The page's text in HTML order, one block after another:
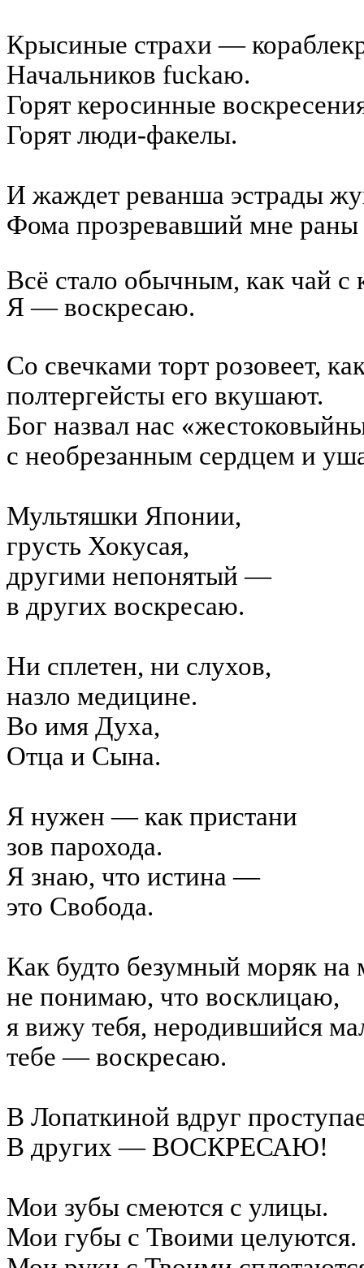
Крысиные страхи —
Начальников fuckаю.
Горят керосинные
Горят люди-факелы.
И жаждет реванша эстрады
Фома прозревавший мне
Всё стало обычным, как чай с
Я — воскресаю.
Со свечками торт розовеет,
полтергейсты его вкушают.
Бог назвал нас
с необрезанным сердцем и
Мультяшки Японии,
грусть Хокусая,
другими непонятый —
в других воскресаю.
Ни сплетен, ни слухов,
назло медицине.
Во имя Духа,
Отца и Сына.
Я нужен — как пристани
зов парохода.
Я знаю, что истина —
это Свобода.
Как будто безумный моряк на
не понимаю, что восклицаю,
я вижу тебя, неродившийся
тебе — воскресаю.
В Лопаткиной вдруг
В других — ВОСКРЕСАЮ!
Мои зубы смеются с улицы.
Мои губы с Твоими целуются.